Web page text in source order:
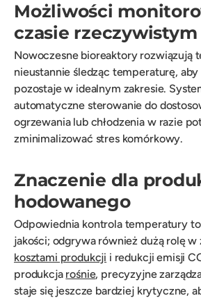
Możliwości
czasie rzeczywistym
Nowoczesne bioreaktory rozwiązują
nieustannie śledząc temperaturę,
pozostaje w idealnym zakresie.
automatyczne sterowanie do
ogrzewania lub chłodzenia w razie
zminimalizować stres komórkowy.
Znaczenie dla
hodowanego
Odpowiednia kontrola temperatury
jakości; odgrywa również dużą rolę w
kosztami produkcji i redukcji emisji
produkcja rośnie, precyzyjne
staje się jeszcze bardziej krytyczne,